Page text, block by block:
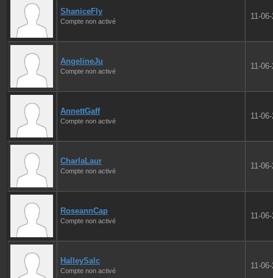
ShaniceFly
Compte non activé
11-
AngelineJu
Compte non activé
11-
AnnettGaff
Compte non activé
11-
CharlaLaur
Compte non activé
11-
RoseannCap
Compte non activé
11-
HalleySalc
Compte non activé
11-